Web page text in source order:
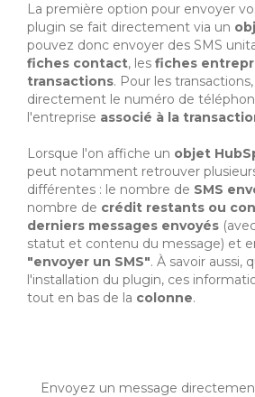
La première option pour envoyer
plugin se fait directement via un
pouvez donc envoyer des SMS
fiches contact, les fiches
transactions. Pour les
directement le numéro de
l'entreprise associé à la
Lorsque l'on affiche un objet
peut notamment retrouver
différentes : le nombre de SMS
nombre de crédit restants ou
derniers messages envoyés
statut et contenu du message) et
"envoyer un SMS". À savoir aussi,
l'installation du plugin, ces
tout en bas de la colonne.
Envoyez un message